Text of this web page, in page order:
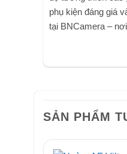
phụ kiện đáng giá
tại BNCamera –
SẢN PHẨM